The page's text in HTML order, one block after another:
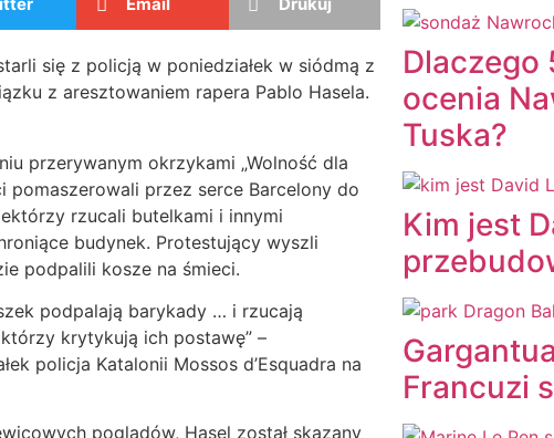
się z policją w poniedziałek w siódmą z
z aresztowaniem rapera Pablo Hasela.
przerywanym okrzykami „Wolność dla
pomaszerowali przez serce Barcelony do
rzucali butelkami i innymi
budynek. Protestujący wyszli
podpalili kosze na śmieci.
podpalają barykady … i rzucają
krytykują ich postawę” –
policja Katalonii Mossos d’Esquadra na
poglądów, Hasel został skazany
Dlaczego
ocenia
Tuska?
Kim jest
Francuzi